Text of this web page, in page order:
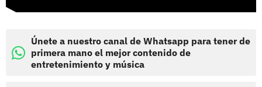
Únete a nuestro canal de Whatsapp para tener de
primera mano el mejor contenido de
entretenimiento y música